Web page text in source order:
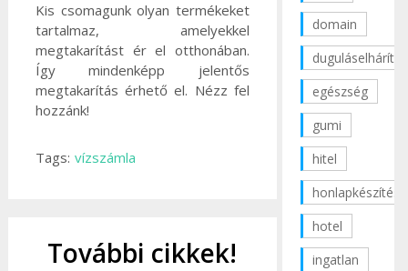
Kis csomagunk olyan termékeket
tartalmaz, amelyekkel
megtakarítást ér el otthonában.
Így mindenképp jelentős
megtakarítás érhető el. Nézz fel
hozzánk!
Tags: vízszámla
További cikkek!
domain
duguláselhárítás
egészség
gumi
hitel
honlapkészítés
hotel
ingatlan